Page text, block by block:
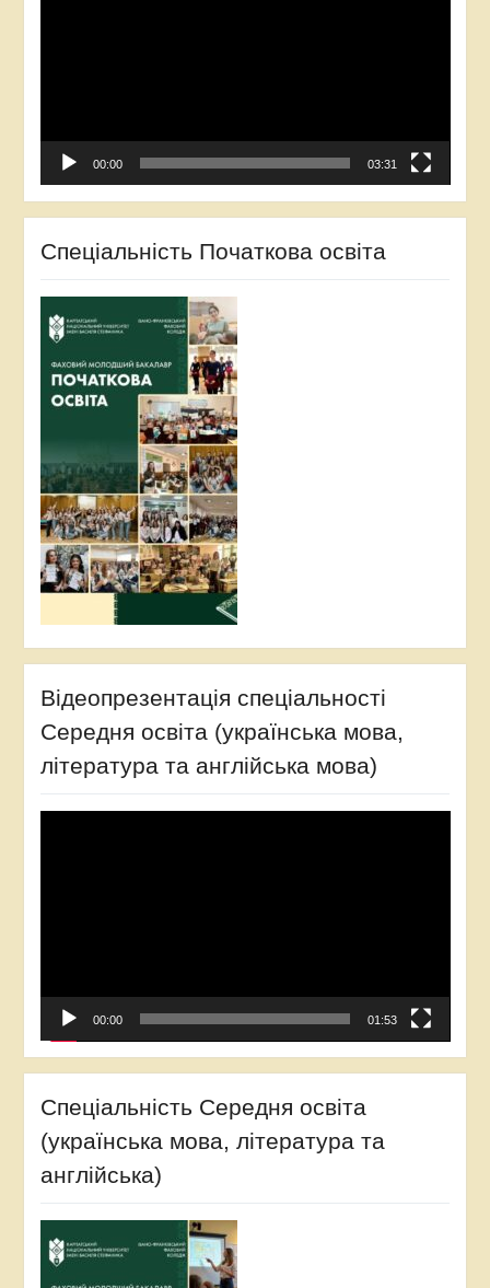
00:00 03:31
Спеціальність Початкова освіта
Відеопрезентація спеціальності
Середня освіта (українська мова,
література та англійська мова)
00:00 01:53
Спеціальність Середня освіта
(українська мова, література та
англійська)